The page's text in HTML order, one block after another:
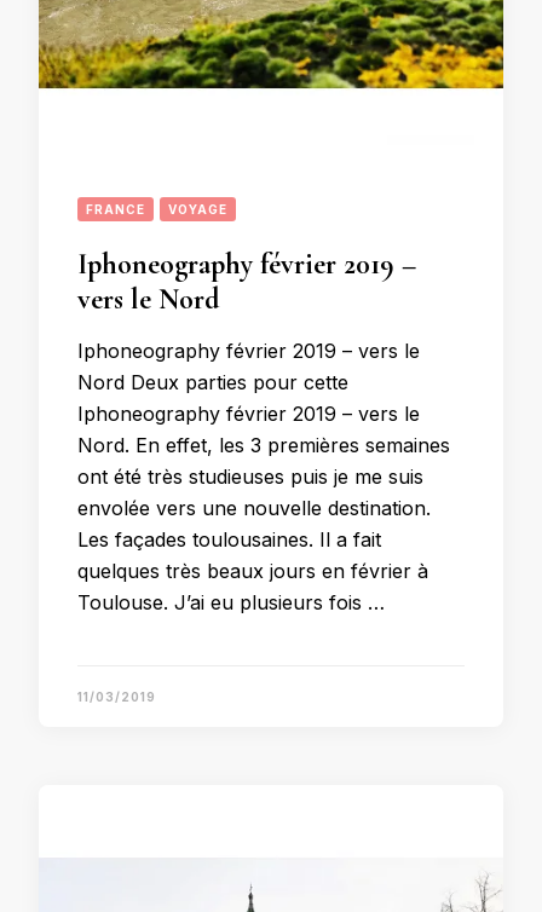
FRANCE VOYAGE
Iphoneography février 2019 –
vers le Nord
Iphoneography février 2019 – vers le
Nord Deux parties pour cette
Iphoneography février 2019 – vers le
Nord. En effet, les 3 premières semaines
ont été très studieuses puis je me suis
envolée vers une nouvelle destination.
Les façades toulousaines. Il a fait
quelques très beaux jours en février à
Toulouse. J’ai eu plusieurs fois …
11/03/2019